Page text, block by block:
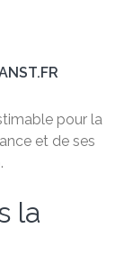
pour la
et de ses
la